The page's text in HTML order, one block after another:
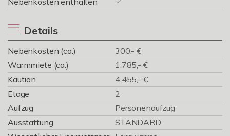
Details
Nebenkosten (ca.)
300,- €
Warmmiete (ca.)
1.785,- €
Kaution
4.455,- €
Etage
2
Aufzug
Personenaufzug
Ausstattung
STANDARD